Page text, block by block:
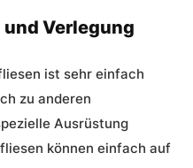
Verlegung
ist sehr einfach
zu anderen
Ausrüstung
können einfach auf